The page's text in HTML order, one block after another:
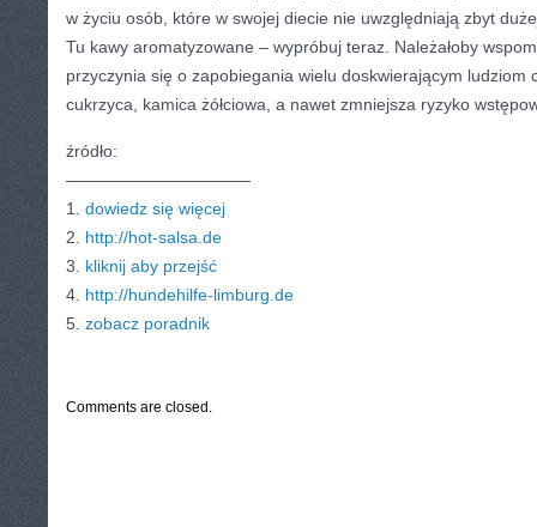
w życiu osób, które w swojej diecie nie uwzględniają zbyt
Tu kawy aromatyzowane – wypróbuj teraz. Należałoby
przyczynia się o zapobiegania wielu doskwierającym ludziom
cukrzyca, kamica żółciowa, a nawet zmniejsza ryzyko
źródło:
———————————
1. dowiedz się więcej
2. http://hot-salsa.de
3. kliknij aby przejść
4. http://hundehilfe-limburg.de
5. zobacz poradnik
Comments are closed.